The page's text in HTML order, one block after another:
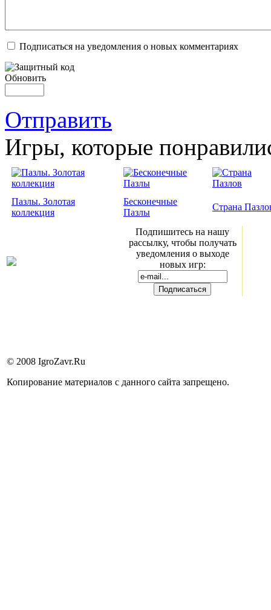
Подписаться на уведомления о новых комментариях
Обновить
Отправить
Игры, которые
Пазлы. Золотая
коллекция
Бесконечные
Пазлы
Страна
Подпишитесь на нашу
рассылку, чтобы получать
уведомления о выходе
новых игр:
© 2008 IgroZavr.Ru
Копирование материалов с данного сайта запрещено.